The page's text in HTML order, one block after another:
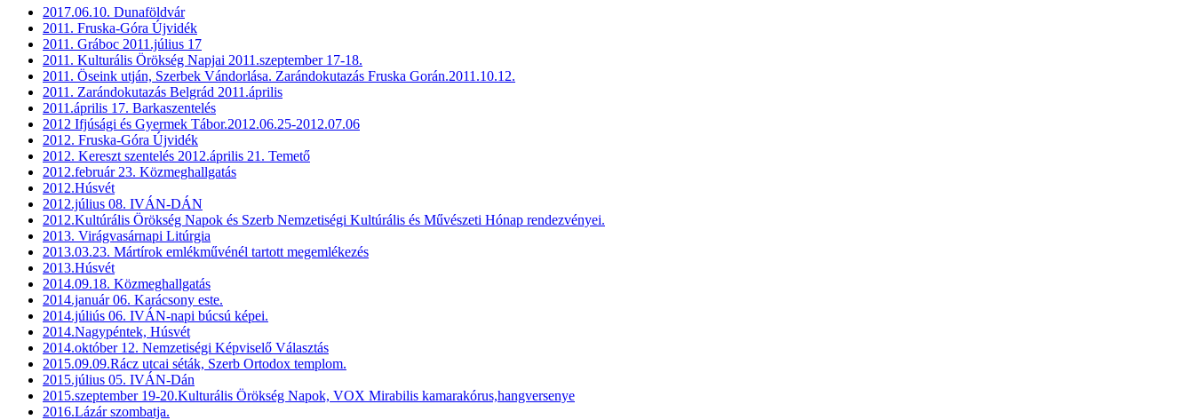
2017.06.10. Dunaföldvár
2011. Fruska-Góra Újvidék
2011. Gráboc 2011.július 17
2011. Kulturális Örökség Napjai 2011.szeptember 17-18.
2011. Öseink utján, Szerbek Vándorlása. Zarándokutazás Fruska Gorán.2011.10.12.
2011. Zarándokutazás Belgrád 2011.április
2011.április 17. Barkaszentelés
2012 Ifjúsági és Gyermek Tábor.2012.06.25-2012.07.06
2012. Fruska-Góra Újvidék
2012. Kereszt szentelés 2012.április 21. Temető
2012.február 23. Közmeghallgatás
2012.Húsvét
2012.július 08. IVÁN-DÁN
2012.Kultúrális Örökség Napok és Szerb Nemzetiségi Kultúrális és Művészeti Hónap rendezvényei.
2013. Virágvasárnapi Litúrgia
2013.03.23. Mártírok emlékművénél tartott megemlékezés
2013.Húsvét
2014.09.18. Közmeghallgatás
2014.január 06. Karácsony este.
2014.júliús 06. IVÁN-napi búcsú képei.
2014.Nagypéntek, Húsvét
2014.október 12. Nemzetiségi Képviselő Választás
2015.09.09.Rácz utcai séták, Szerb Ortodox templom.
2015.július 05. IVÁN-Dán
2015.szeptember 19-20.Kulturális Örökség Napok, VOX Mirabilis kamarakórus,hangversenye
2016.Lázár szombatja.